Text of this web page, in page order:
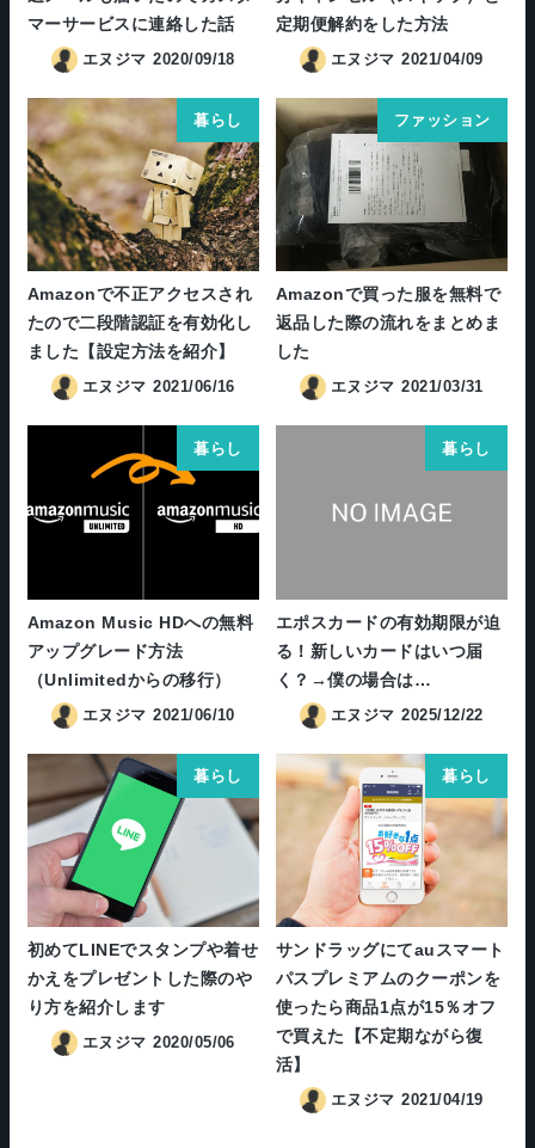
マーサービスに連絡した話
エヌジマ 2020/09/18
定期便解約をした方法
エヌジマ 2021/04/09
暮らし
Amazonで不正アクセスされ
たので二段階認証を有効化し
ました【設定方法を紹介】
エヌジマ 2021/06/16
ファッション
Amazonで買った服を無料で
返品した際の流れをまとめま
した
エヌジマ 2021/03/31
暮らし
Amazon Music HDへの無料
アップグレード方法
（Unlimitedからの移行）
エヌジマ 2021/06/10
暮らし
エポスカードの有効期限が迫
る！新しいカードはいつ届
く？→僕の場合は…
エヌジマ 2025/12/22
暮らし
初めてLINEでスタンプや着せ
かえをプレゼントした際のや
り方を紹介します
エヌジマ 2020/05/06
暮らし
サンドラッグにてauスマート
パスプレミアムのクーポンを
使ったら商品1点が15％オフ
で買えた【不定期ながら復
活】
エヌジマ 2021/04/19